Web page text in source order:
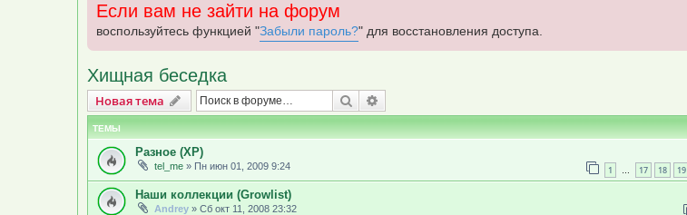
Если вам не зайти на форум
воспользуйтесь функцией "Забыли пароль?" для восстановления доступа.
Хищная беседка
Новая тема
Новаятема Поиск
ТЕМЫ
Разное (ХР)
tel_me » Пн июн 01, 2009 9:24 1 … 17 18 19
Наши коллекции (Growlist)
Andrey » Сб окт 11, 2008 23:32